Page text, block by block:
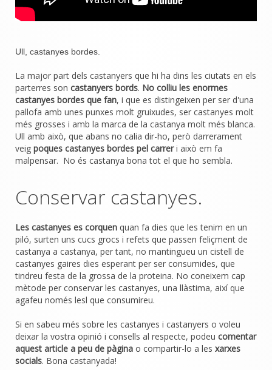
Ull, castanyes bordes.
La major part dels castanyers que hi ha dins les ciutats en els
parterres son castanyers bords. No colliu les enormes
castanyes bordes que fan, i que es distingeixen per ser d'una
pallofa amb unes punxes molt gruixudes, ser castanyes molt
més grosses i amb la marca de la castanya molt més blanca.
Ull amb això, que abans no calia dir-ho, però darrerament
veig poques castanyes bordes pel carreri això em fa
malpensar. No és castanya bona tot el que ho sembla.
Conservar castanyes.
Les castanyes es corquen quan fa dies que les tenim en un
piló, surten uns cucs grocs i refets que passen feliçment de
castanya a castanya, per tant, no mantingueu un cistell de
castanyes gaires dies esperant per ser consumides, que
tindreu festa de la grossa de la proteina. No coneixem cap
mètode per conservar les castanyes, una llàstima, així que
agafeu només lesl que consumireu.
Si en sabeu més sobre les castanyes i castanyers o voleu
deixar la vostra opinió i consells al respecte, podeu comentar
aquest article a peu de pàgina o compartir-lo a les xarxes
socials. Bona castanyada!